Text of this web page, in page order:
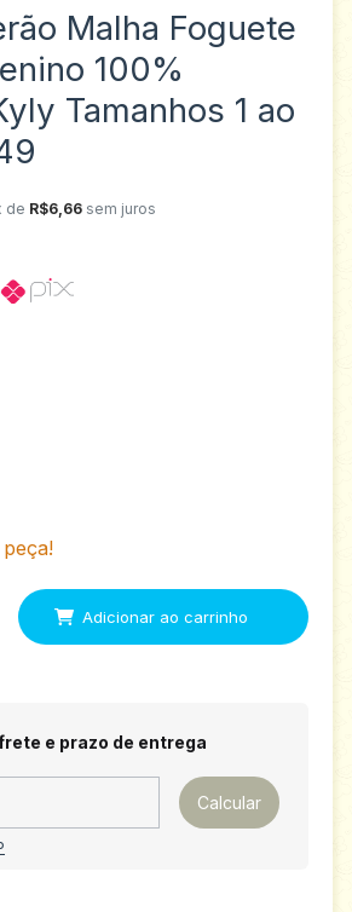
Malha Foguete
100%
Tamanhos 1 ao
de R$6,66 sem juros
Alterar CEP
e prazo de entrega
Calcular